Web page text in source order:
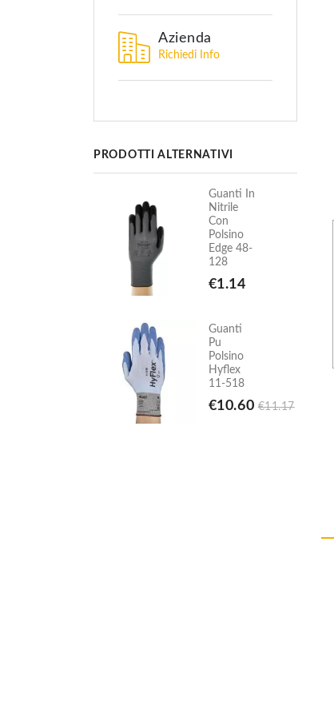
Azienda
Richiedi Info
PRODOTTI ALTERNATIVI
Guanti In
Nitrile
Con
Polsino
Edge 48-
128
€1.14
Guanti
Pu
Polsino
Hyflex
11-518
€10.60€11.17